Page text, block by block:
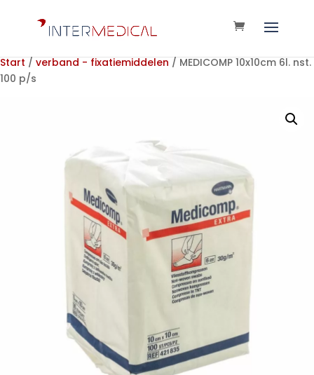
Start / verband - fixatiemiddelen / MEDICOMP 10x10cm 6l. nst.
100 p/s